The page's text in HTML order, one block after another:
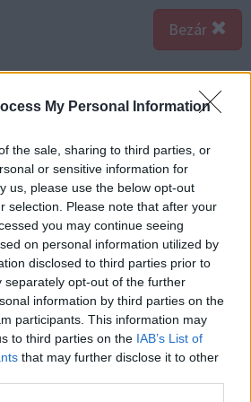
My Personal Information
the sale, sharing to third parties, or
or sensitive information for
us, please use the below opt-out
selection. Please note that after your
you may continue seeing
on personal information utilized by
disclosed to third parties prior to
separately opt-out of the further
information by third parties on the
participants. This information may
to third parties on the IAB’s List of
that may further disclose it to other
Bezár
Forrás: 123rf.com
- Az ország egyik legnépszerűbb